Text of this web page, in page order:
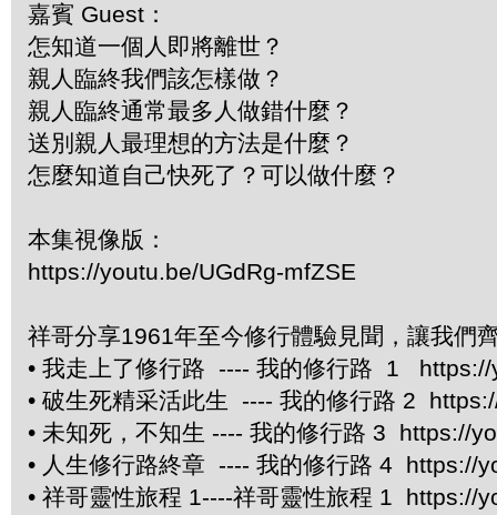
嘉賓 Guest：
怎知道一個人即將離世？
親人臨終我們該怎樣做？
親人臨終通常最多人做錯什麼？
送別親人最理想的方法是什麼？
怎麼知道自己快死了？可以做什麼？
本集視像版：
https://youtu.be/UGdRg-mfZSE
祥哥分享1961年至今修行體驗見聞，讓我們
• 我走上了修行路 ---- 我的修行路 1
• 破生死精采活此生 ---- 我的修行路 2
• 未知死，不知生 ---- 我的修行路 3 https://
• 人生修行路終章 ---- 我的修行路 4 https://
• 祥哥靈性旅程 1----祥哥靈性旅程 1 https://